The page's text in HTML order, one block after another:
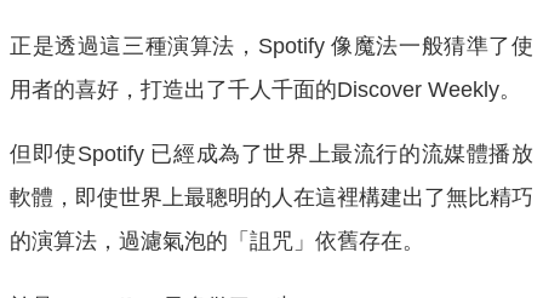
正是透過這三種演算法，Spotify 像魔法一般猜準了使
用者的喜好，打造出了千人千面的Discover Weekly。
但即使Spotify 已經成為了世界上最流行的流媒體播放
軟體，即使世界上最聰明的人在這裡構建出了無比精巧
的演算法，過濾氣泡的「詛咒」依舊存在。